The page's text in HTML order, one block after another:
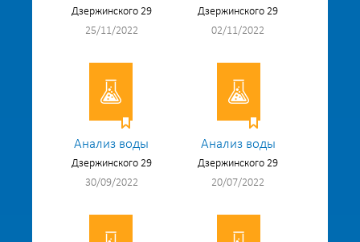
Дзержинского 29
25/11/2022
Дзержинского 29
02/11/2022
Анализ воды
Дзержинского 29
30/09/2022
Анализ воды
Дзержинского 29
20/07/2022